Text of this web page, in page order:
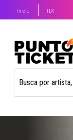
Inicio TLK